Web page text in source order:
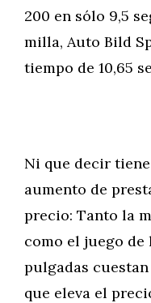
200 en sólo 9,5
milla, Auto Bild
tiempo de 10,65
Ni que decir
aumento de
precio: Tanto la
como el juego de
pulgadas
que eleva el